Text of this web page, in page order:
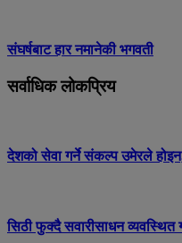
संघर्षबाट हार नमानेकी भगवती
सर्वाधिक लोकप्रिय
देशको सेवा गर्ने संकल्प उमेरले होइन,
सिठी फुक्दै सवारीसाधन व्यवस्थित